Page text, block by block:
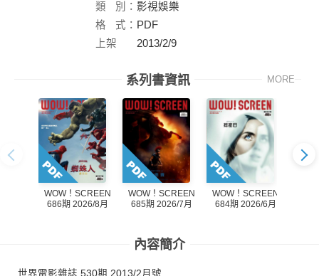
類
別： 影視娛樂
格
式： PDF
上架
2013/2/9
系列書資訊 MORE
WOW！SCREEN
686期 2026/8月
WOW！SCREEN
685期 2026/7月
WOW！SCREEN
684期 2026/6月
內容簡介
世界電影雜誌 530期 2013/2月號